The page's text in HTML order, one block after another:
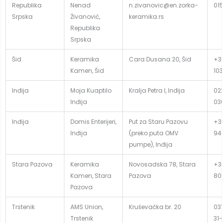
Republika
Srpska
Nenad
Živanović,
Republika
Srpska
n.zivanovic@en.zorka-
keramika.rs
Šid
Keramika
Kamen, Šid
Cara Dusana 20, Šid
Inđija
Moja Kuaptilo
Inđija
Kralja Petra I, Inđija
Inđija
Domis Enterijeri,
Inđija
Put za Staru Pazovu
(preko puta OMV
pumpe), Inđija
Stara Pazova
Keramika
Kamen, Stara
Pazova
Novosadska 78, Stara
Pazova
Trstenik
AMS Union,
Trstenik
Kruševačka br. 20